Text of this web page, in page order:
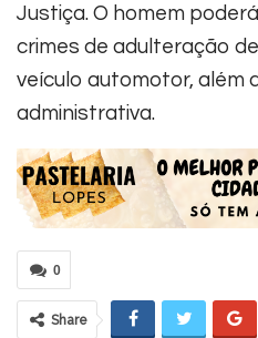
Justiça. O homem
crimes de adulteração
veículo automotor, além
administrativa.
0
Share